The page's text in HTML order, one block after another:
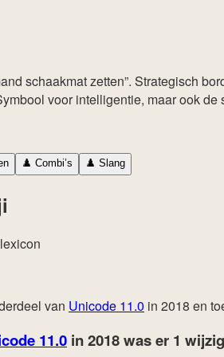
schaakmat zetten”. Strategisch
voor intelligentie, maar ook de
♟️ Combi’s ♟️ Slang
van Unicode 11.0 in 2018 en
11.0 in 2018was er 1